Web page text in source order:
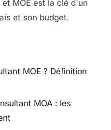
MOE est la clé d'un
et son budget.
MOE ? Définition
MOA : les